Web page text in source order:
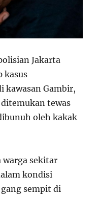
Jakarta
kasus
kawasan Gambir,
ditemukan tewas
oleh kakak
sekitar
kondisi
sempit di